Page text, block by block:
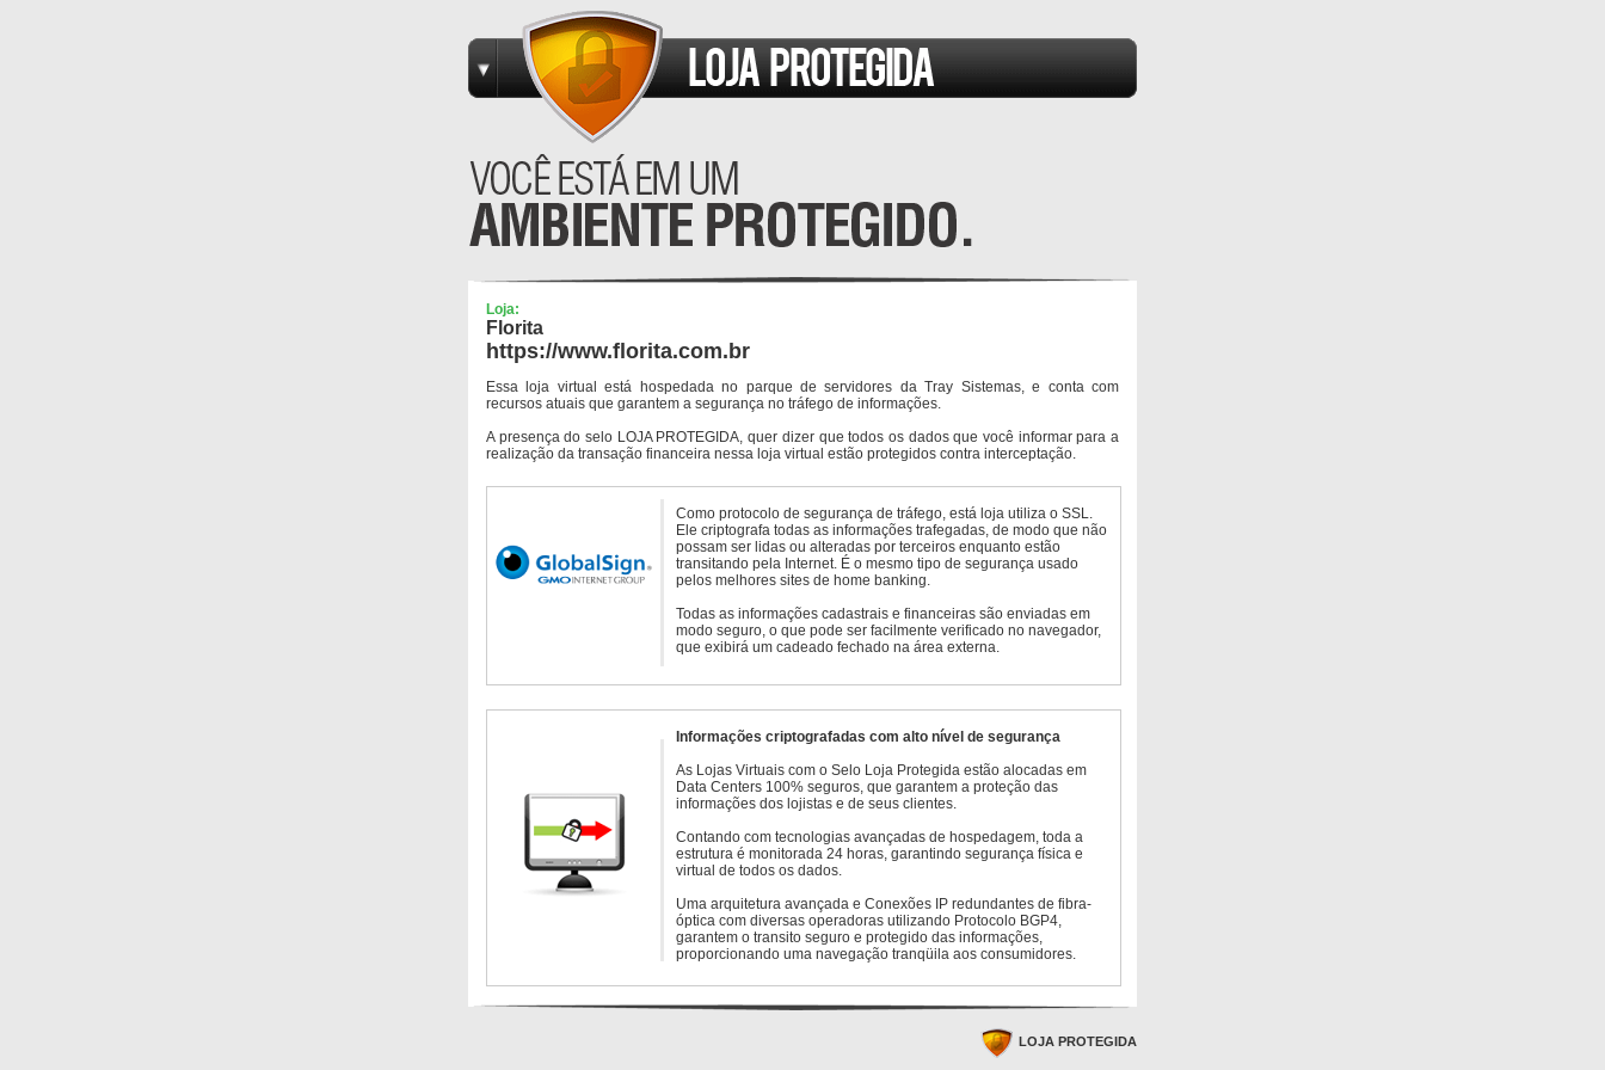
Loja:
Florita
https://www.florita.com.br
Essa loja virtual está hospedada no parque de servidores da Tray Sistemas, e conta com
recursos atuais que garantem a segurança no tráfego de informações.
A presença do selo LOJA PROTEGIDA, quer dizer que todos os dados que você informar para a
realização da transação financeira nessa loja virtual estão protegidos contra interceptação.
Como protocolo de segurança de tráfego, está loja utiliza o SSL.
Ele criptografa todas as informações trafegadas, de modo que não
possam ser lidas ou alteradas por terceiros enquanto estão
transitando pela Internet. É o mesmo tipo de segurança usado
pelos melhores sites de home banking.
Todas as informações cadastrais e financeiras são enviadas em
modo seguro, o que pode ser facilmente verificado no navegador,
que exibirá um cadeado fechado na área externa.
Informações criptografadas com alto nível de segurança
As Lojas Virtuais com o Selo Loja Protegida estão alocadas em
Data Centers 100% seguros, que garantem a proteção das
informações dos lojistas e de seus clientes.
Contando com tecnologias avançadas de hospedagem, toda a
estrutura é monitorada 24 horas, garantindo segurança física e
virtual de todos os dados.
Uma arquitetura avançada e Conexões IP redundantes de fibra-
óptica com diversas operadoras utilizando Protocolo BGP4,
garantem o transito seguro e protegido das informações,
proporcionando uma navegação tranqüila aos consumidores.
LOJA PROTEGIDA